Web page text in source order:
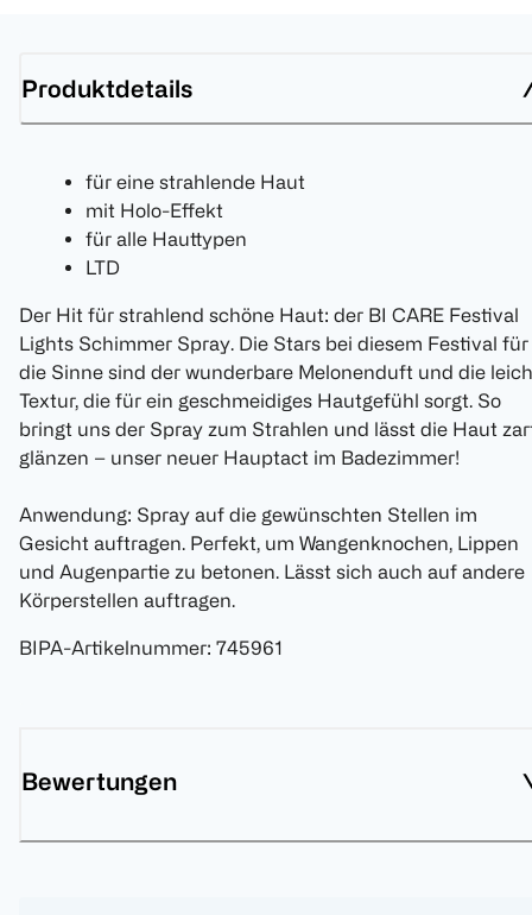
Produktdetails
für eine strahlende Haut
mit Holo-Effekt
für alle Hauttypen
LTD
Der Hit für strahlend schöne Haut: der BI CARE Festival
Lights Schimmer Spray. Die Stars bei diesem Festival für
die Sinne sind der wunderbare Melonenduft und die
Textur, die für ein geschmeidiges Hautgefühl sorgt. So
bringt uns der Spray zum Strahlen und lässt die Haut
glänzen – unser neuer Hauptact im Badezimmer!
Anwendung: Spray auf die gewünschten Stellen im
Gesicht auftragen. Perfekt, um Wangenknochen, Lippen
und Augenpartie zu betonen. Lässt sich auch auf andere
Körperstellen auftragen.
BIPA-Artikelnummer: 745961
Bewertungen